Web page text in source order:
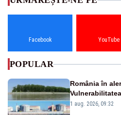
Facebook YouTube
POPULAR
România în
în pericol
1 aug. 2026, 09:32